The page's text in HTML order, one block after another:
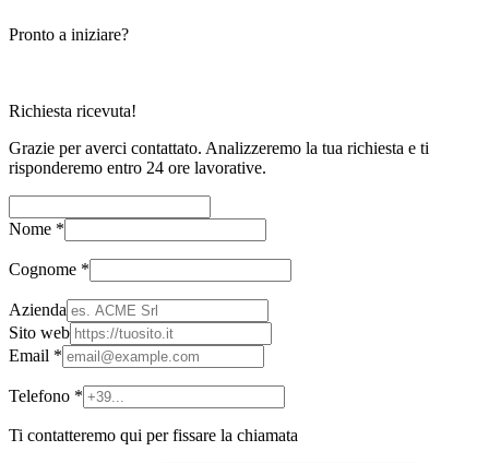
Pronto a iniziare?
Richiesta ricevuta!
Grazie per averci contattato. Analizzeremo la tua richiesta e ti
risponderemo entro 24 ore lavorative.
Nome *
Cognome *
Azienda
Sito web
Email *
Telefono *
Ti contatteremo qui per fissare la chiamata